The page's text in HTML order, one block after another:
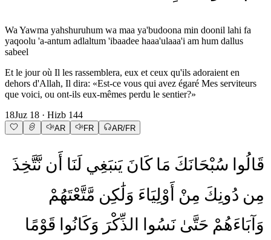
Wa Yawma yahshuruhum wa maa ya'budoona min doonil lahi fa
yaqoolu 'a-antum adlaltum 'ibaadee haaa'ulaaa'i am hum dallus
sabeel
Et le jour où Il les rassemblera, eux et ceux qu'ils adoraient en
dehors d'Allah, Il dira: «Est-ce vous qui avez égaré Mes serviteurs
que voici, ou ont-ils eux-mêmes perdu le sentier?»
18Juz 18 · Hizb 144
AR FR AR/FR
قَالُوا سُبْحَانَكَ مَا كَانَ يَنبَغِي لَنَا أَن نَّتَّخِذَ
مِن دُونِكَ مِنْ أَوْلِيَاءَ وَلَٰكِن مَّتَّعْتَهُمْ
وَآبَاءَهُمْ حَتَّىٰ نَسُوا الذِّكْرَ وَكَانُوا قَوْمًا